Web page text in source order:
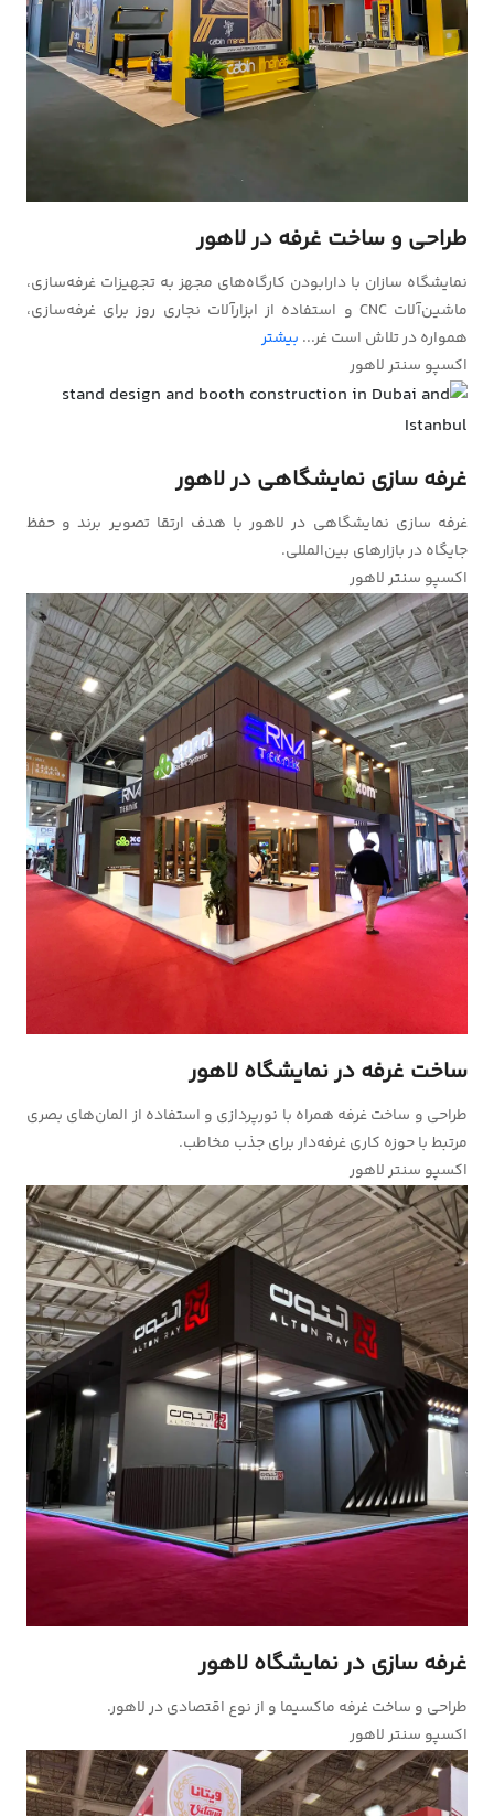
طراحی و ساخت غرفه در لاهور
نمایشگاه سازان با دارابودن کارگاه‌های مجهز به تجهیزات غرفه‌سازی،
ماشین‌آلات CNC و استفاده از ابزارآلات نجاری روز برای غرفه‌سازی،
همواره در تلاش است غر... بیشتر
اکسپو سنتر لاهور
غرفه سازی نمایشگاهی در لاهور
غرفه سازی نمایشگاهی در لاهور با هدف ارتقا تصویر برند و حفظ
جایگاه در بازارهای بین‌المللی.
اکسپو سنتر لاهور
ساخت غرفه در نمایشگاه لاهور
طراحی و ساخت غرفه همراه با نورپردازی و استفاده از المان‌های بصری
مرتبط با حوزه کاری غرفه‌‌دار برای جذب مخاطب.
اکسپو سنتر لاهور
غرفه سازی در نمایشگاه لاهور
طراحی و ساخت غرفه ماکسیما و از نوع اقتصادی در لاهور.
اکسپو سنتر لاهور